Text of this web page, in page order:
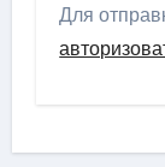
Для